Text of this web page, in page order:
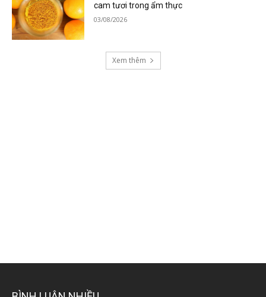
cam tươi trong ẩm thực
03/08/2026
Xem thêm